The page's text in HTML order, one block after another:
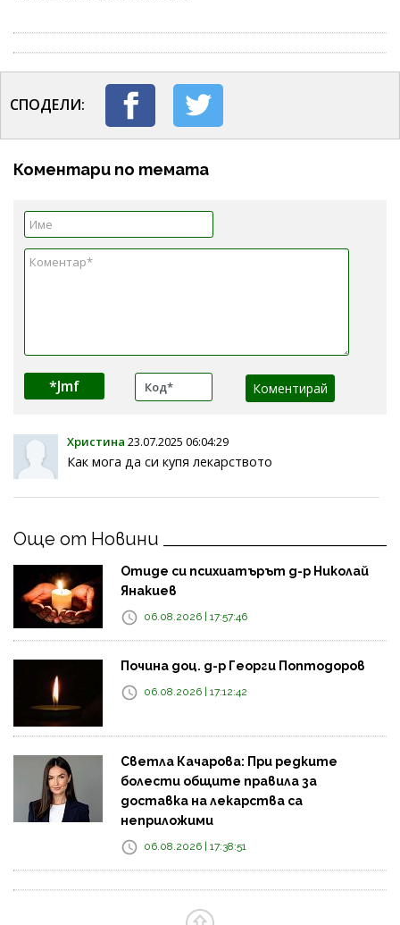
СПОДЕЛИ:
Коментари по темата
*Jmf
Христина 23.07.2025 06:04:29
Как мога да си купя лекарството
Още от Новини
Отиде си психиатърът д-р Николай
Янакиев
06.08.2026 | 17:57:46
Почина доц. д-р Георги Поптодоров
06.08.2026 | 17:12:42
Светла Качарова: При редките
болести общите правила за
доставка на лекарства са
неприложими
06.08.2026 | 17:38:51